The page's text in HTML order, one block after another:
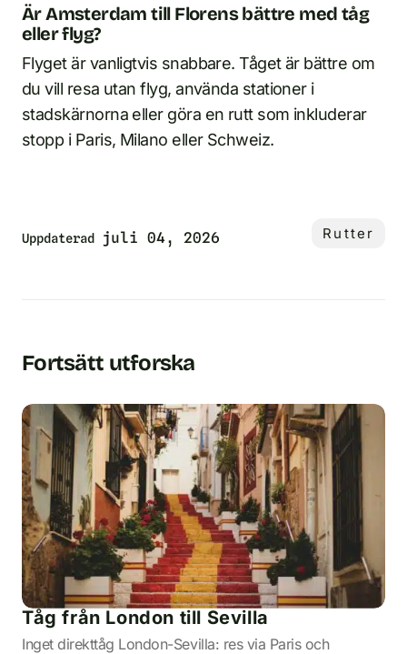
Är Amsterdam till Florens bättre med tåg
eller flyg?
Flyget är vanligtvis snabbare. Tåget är bättre om
du vill resa utan flyg, använda stationer i
stadskärnorna eller göra en rutt som inkluderar
stopp i Paris, Milano eller Schweiz.
Uppdaterad juli 04, 2026 Rutter
Fortsätt utforska
Tåg från London till Sevilla
Inget direkttåg London-Sevilla: res via Paris och